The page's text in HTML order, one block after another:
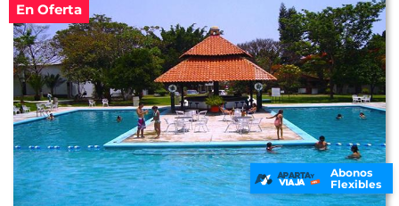
En Oferta
Abonos
Flexibles